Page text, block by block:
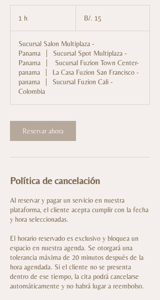
1 h
panameños
B/. 15
Sucursal Salon Multiplaza -
Panama
Sucursal Spot Multiplaza -
Panama
Sucursal Fuzion Town Center-
panama
La Casa Fuzion San Francisco -
panama
Sucursal Fuzion Cali -
Colombia
Reservar ahora
Política de cancelación
Al reservar y pagar un servicio en nuestra
plataforma, el cliente acepta cumplir con la fecha
y hora seleccionadas.
El horario reservado es exclusivo y bloquea un
espacio en nuestra agenda. Se otorgará una
tolerancia máxima de 20 minutos después de la
hora agendada. Si el cliente no se presenta
dentro de ese tiempo, la cita podrá cancelarse
automáticamente y no habrá lugar a reembolso.